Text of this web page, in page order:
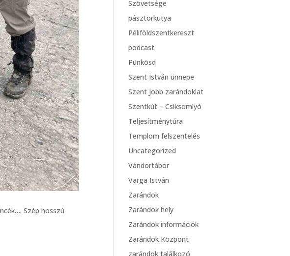
Szép hosszú
Szövetsége
pásztorkutya
Péliföldszentkereszt
podcast
Pünkösd
Szent István ünnepe
Szent Jobb zarándoklat
Szentkút – Csíksomlyó
Teljesítménytúra
Templom felszentelés
Uncategorized
Vándortábor
Varga István
Zarándok
Zarándok hely
Zarándok információk
Zarándok Központ
zarándok találkozó